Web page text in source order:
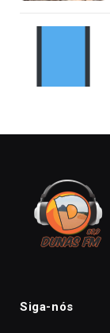
Siga-nós